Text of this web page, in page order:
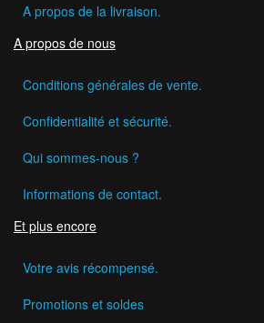
A propos de la livraison.
A propos de nous
Conditions générales de vente.
Confidentialité et sécurité.
Qui sommes-nous ?
Informations de contact.
Et plus encore
Votre avis récompensé.
Promotions et soldes